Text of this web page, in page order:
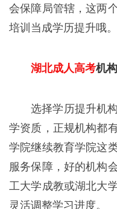
会保障局管辖，这两
培训当成学历提升哦。
湖北成人高考机
选择学历提升机
学资质，正规机构都
学院继续教育学院这
服务保障，好的机构
工大学成教或湖北大
灵活调整学习进度。